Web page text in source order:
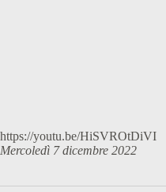
https://youtu.be/HiSVROtDiVI
Mercoledì 7 dicembre 2022